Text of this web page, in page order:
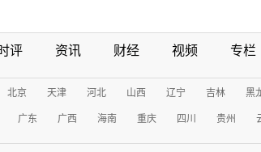
评 资讯 财经 视频 专栏
北京 天津 河北 山西 辽宁 吉林 黑
广东 广西 海南 重庆 四川 贵州